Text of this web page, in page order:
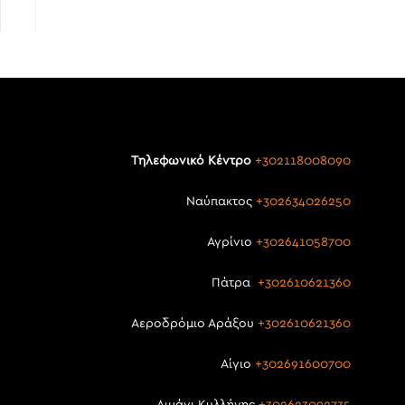
Τηλεφωνικό Κέντρο +302118008090
Ναύπακτος +302634026250
Αγρίνιο +302641058700
Πάτρα +302610621360
Αεροδρόμιο Αράξου +302610621360
Αίγιο +302691600700